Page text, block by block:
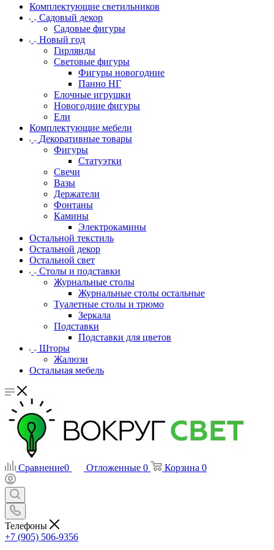
Комплектующие светильников
Садовый декор
Садовые фигуры
Новый год
Гирлянды
Световые фигуры
Фигуры новогодние
Панно НГ
Елочные игрушки
Новогодние фигуры
Ели
Комплектующие мебели
Декоративные товары
Фигуры
Статуэтки
Свечи
Вазы
Держатели
Фонтаны
Камины
Электрокамины
Остальной текстиль
Остальной декор
Остальной свет
Столы и подставки
Журнальные столы
Журнальные столы остальные
Туалетные столы и трюмо
Зеркала
Подставки
Подставки для цветов
Шторы
Жалюзи
Остальная мебель
Сравнение0 Отложенные 0 Корзина 0
Телефоны
+7 (905) 506-9356